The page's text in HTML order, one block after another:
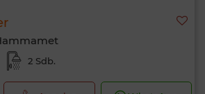
2 Sdb.